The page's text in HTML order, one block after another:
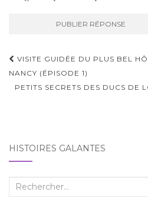
Navigation
d'article
VISITE GUIDÉE DU PLUS BEL
NANCY (ÉPISODE 1)
PETITS SECRETS DES DUCS DE
HISTOIRES GALANTES
Recherche